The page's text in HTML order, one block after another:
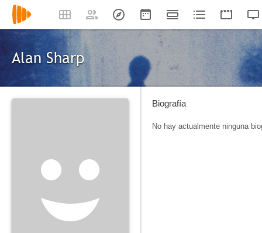
Alan Sharp
Biografía
No hay actualmente ninguna